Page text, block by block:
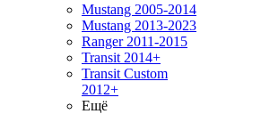
Mustang 2005-2014
Mustang 2013-2023
Ranger 2011-2015
Transit 2014+
Transit Custom
2012+
Ещё